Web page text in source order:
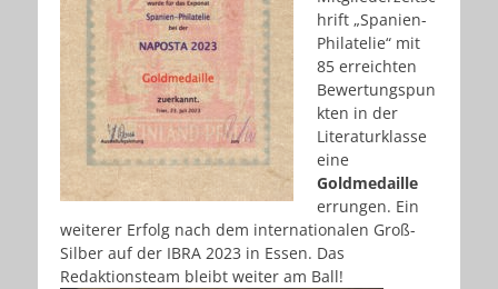
hrift „Spanien-
Philatelie“ mit
85 erreichten
Bewertungspun
kten in der
Literaturklasse
eine
Goldmedaille
errungen. Ein
weiterer Erfolg nach dem internationalen Groß-
Silber auf der IBRA 2023 in Essen. Das
Redaktionsteam bleibt weiter am Ball!